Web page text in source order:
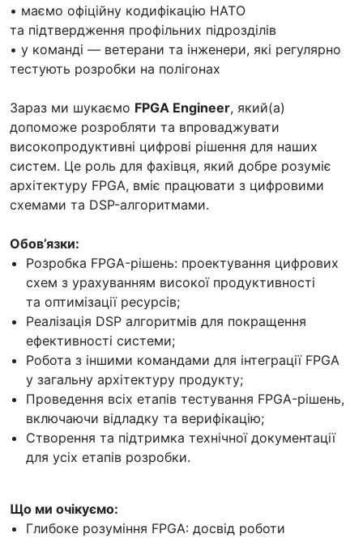
• маємо офіційну кодифікацію НАТО
та підтвердження профільних підрозділів
• у команді — ветерани та інженери, які регулярно
тестують розробки на полігонах
Зараз ми шукаємо FPGA Engineer, який(а)
допоможе розробляти та впроваджувати
високопродуктивні цифрові рішення для наших
систем. Це роль для фахівця, який добре розуміє
архітектуру FPGA, вміє працювати з цифровими
схемами та DSP-алгоритмами.
Обов’язки:
Розробка FPGA-рішень: проектування цифрових
схем з урахуванням високої продуктивності
та оптимізації ресурсів;
Реалізація DSP алгоритмів для покращення
ефективності системи;
Робота з іншими командами для інтеграції FPGA
у загальну архітектуру продукту;
Проведення всіх етапів тестування FPGA-рішень,
включаючи відладку та верифікацію;
Створення та підтримка технічної документації
для усіх етапів розробки.
Що ми очікуємо:
Глибоке розуміння FPGA: досвід роботи